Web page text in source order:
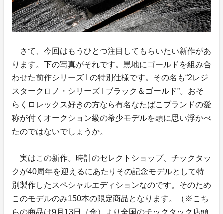
さて、今回はもうひとつ注目してもらいたい新作があ
ります。下の写真がそれです。黒地にゴールドを組み合
わせた前作シリーズ I の特別仕様です。その名も“2レジ
スタークロノ・シリーズ I ブラック＆ゴールド”。おそ
らくロレックス好きの方なら有名なたばこブランドの愛
称が付くオークション級の希少モデルを頭に思い浮かべ
たのではないでしょうか。
実はこの新作。時計のセレクトショップ、チックタッ
クが40周年を迎えるにあたりその記念モデルとして特
別製作したスペシャルエディションなのです。そのため
このモデルのみ150本の限定商品となります。（※こち
らの商品は9月13日（金）より全国のチックタック店頭